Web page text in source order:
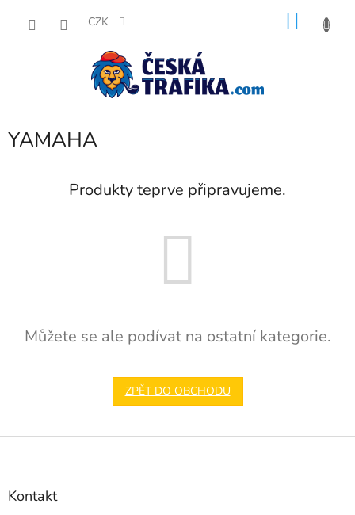
CZK
YAMAHA
Produkty teprve připravujeme.
Můžete se ale podívat na ostatní kategorie.
ZPĚT DO OBCHODU
Z
Kontakt